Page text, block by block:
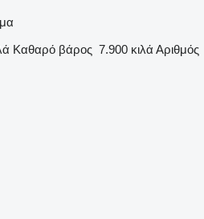
Καθαρό βάρος 7.900 κιλά Αριθμός